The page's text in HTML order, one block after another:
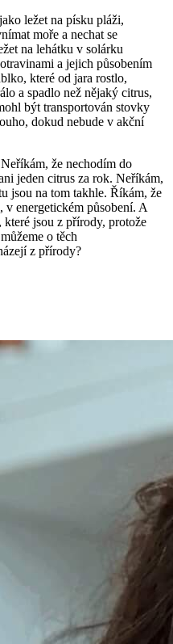
ležet na písku pláži,
moře a nechat se
na lehátku v solárku
a jejich působením
které od jara rostlo,
a spadlo než nějaký citrus,
být transportován stovky
dokud nebude v akční
že nechodím do
jeden citrus za rok. Neříkám,
jsou na tom takhle. Říkám, že
energetickém působení. A
jsou z přírody, protože
o těch
z přírody?